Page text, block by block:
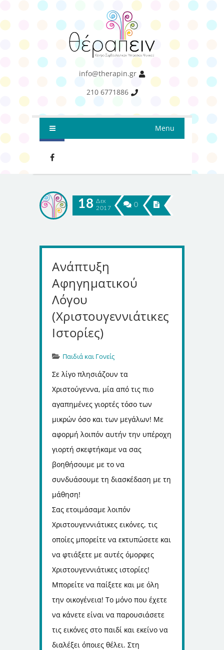
info@therapin.gr
210 6771886
Menu
18 Δεκ
2017
0
Ανάπτυξη
Αφηγηματικού
Λόγου
(Χριστουγεννιάτικες
Ιστορίες)
Παιδιά και Γονείς
Σε λίγο πλησιάζουν τα
Χριστούγεννα, μία από τις πιο
αγαπημένες γιορτές τόσο των
μικρών όσο και των μεγάλων! Με
αφορμή λοιπόν αυτήν την υπέροχη
γιορτή σκεφτήκαμε να σας
βοηθήσουμε με το να
συνδυάσουμε τη διασκέδαση με τη
μάθηση!
Σας ετοιμάσαμε λοιπόν
Χριστουγεννιάτικες εικόνες, τις
οποίες μπορείτε να εκτυπώσετε και
να φτιάξετε με αυτές όμορφες
Χριστουγεννιάτικες ιστορίες!
Μπορείτε να παίξετε και με όλη
την οικογένεια! Το μόνο που έχετε
να κάνετε είναι να παρουσιάσετε
τις εικόνες στο παιδί και εκείνο να
διαλέξει όποιες θέλει. Στη